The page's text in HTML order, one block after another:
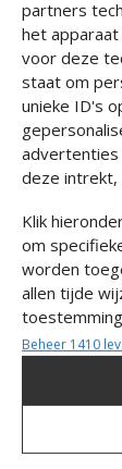
partners
het
voor deze
staat om
unieke ID's
deze intrekt,
Klik
om
worden
allen tijde
het
Informatie op
Beheer 1410
Kleur
Metaal
ZILVER
Direct
Over dit
Maat &